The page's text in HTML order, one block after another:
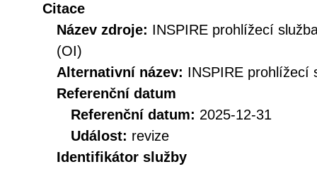
Citace
Název zdroje: INSPIRE prohlížecí
(OI)
Alternativní název: INSPIRE prohlížecí
Referenční datum
Referenční datum: 2025-12-31
Událost: revize
Identifikátor služby